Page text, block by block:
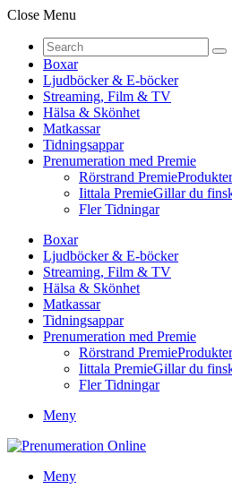
Close Menu
Boxar
Ljudböcker & E-böcker
Streaming, Film & TV
Hälsa & Skönhet
Matkassar
Tidningsappar
Prenumeration med Premie
Rörstrand Premie
Iittala PremieGillar du
Fler Tidningar
Boxar
Ljudböcker & E-böcker
Streaming, Film & TV
Hälsa & Skönhet
Matkassar
Tidningsappar
Prenumeration med Premie
Rörstrand Premie
Iittala PremieGillar du
Fler Tidningar
Meny
Meny